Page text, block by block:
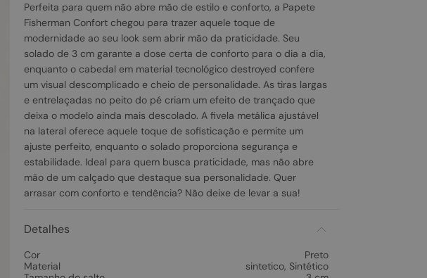
Perfeita para quem não abre mão de estilo e conforto, a Papete
Fisherman Confort chegou para trazer aquele toque de
modernidade ao seu look sem abrir mão da praticidade. Seu
solado de 3 cm garante a dose certa de conforto para o dia a dia,
enquanto o cabedal em material tecnológico destroyed confere
um visual descomplicado e cheio de personalidade. As tiras largas
e entrelaçadas no peito do pé criam um efeito de trançado que
deixa o modelo ainda mais descolado. A fivela metálica ajustável
na lateral oferece aquele toque de sofisticação e permite um
ajuste perfeito, enquanto o solado proporciona segurança e
estabilidade. Ideal para quem busca praticidade, mas não abre
mão de um calçado que destaque sua personalidade. Quer
arrasar com conforto e tendência? Não deixe de levar a sua!
Detalhes
Cor
Preto
Material
sintetico, Sintético